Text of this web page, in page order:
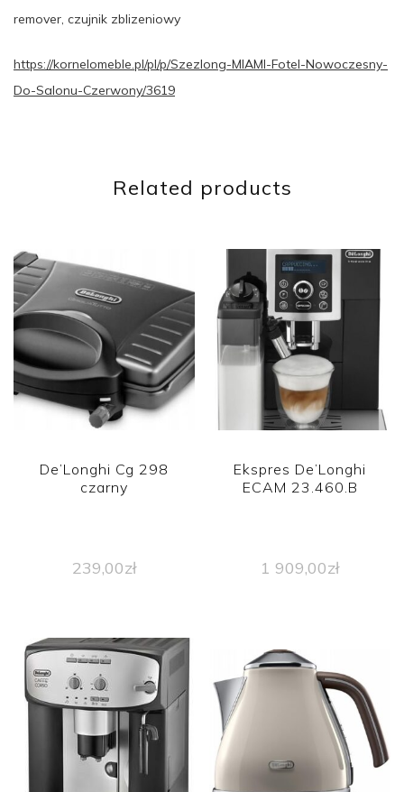
remover, czujnik zblizeniowy
https://kornelomeble.pl/pl/p/Szezlong-MIAMI-Fotel-Nowoczesny-
Do-Salonu-Czerwony/3619
Related products
De’Longhi Cg 298
czarny
239,00zł
Ekspres De’Longhi
ECAM 23.460.B
1 909,00zł